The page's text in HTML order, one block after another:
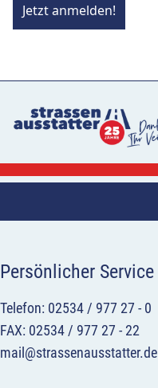
Jetzt anmelden!
Persönlicher Service
Telefon: 02534 / 977 27 - 0
FAX: 02534 / 977 27 - 22
mail@strassenausstatter.de